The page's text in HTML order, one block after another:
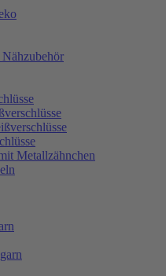
Metallzähnchen